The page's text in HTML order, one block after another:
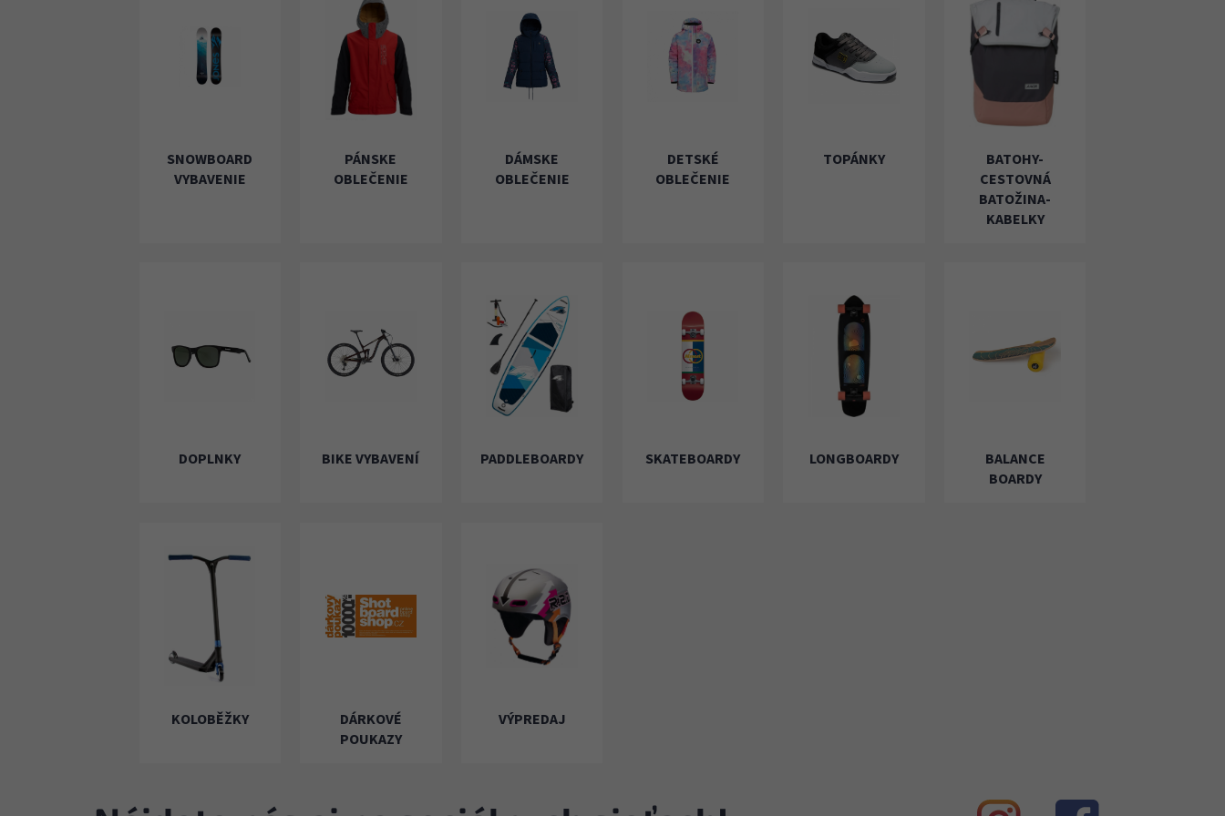
SNOWBOARD
VYBAVENIE
PÁNSKE
OBLEČENIE
DÁMSKE
OBLEČENIE
DETSKÉ
OBLEČENIE
TOPÁNKY
BATOHY-
CESTOVNÁ
BATOŽINA-
KABELKY
DOPLNKY BIKE VYBAVENÍ PADDLEBOARDY SKATEBOARDY LONGBOARDY
BALANCE
BOARDY
KOLOBĚŽKY
DÁRKOVÉ
POUKAZY
VÝPREDAJ